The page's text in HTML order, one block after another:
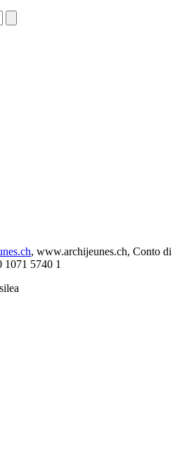
, www.archijeunes.ch, Conto di
1071 5740 1